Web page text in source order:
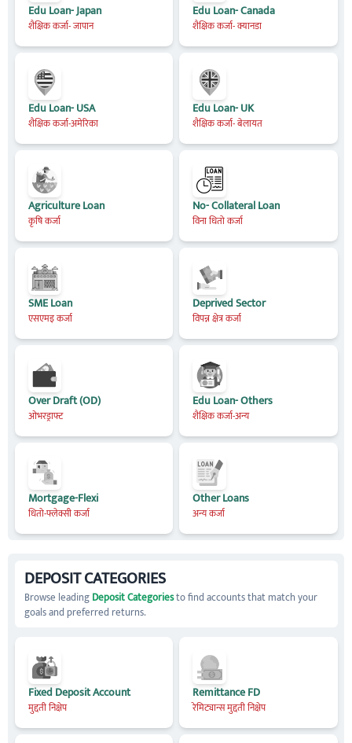
Edu Loan- Japan
शैक्षिक कर्जा- जापान
Edu Loan- Canada
शैक्षिक कर्जा- क्यानडा
Edu Loan- USA
शैक्षिक कर्जा-अमेरिका
Edu Loan- UK
शैक्षिक कर्जा- बेलायत
Agriculture Loan
कृषि कर्जा
No- Collateral Loan
विना धितो कर्जा
SME Loan
एसएमइ कर्जा
Deprived Sector
विपन्न क्षेत्र कर्जा
Over Draft (OD)
ओभरड्राफ्ट
Edu Loan- Others
शैक्षिक कर्जा-अन्य
Mortgage-Flexi
धितो-फ्लेक्सी कर्जा
Other Loans
अन्य कर्जा
DEPOSIT CATEGORIES
Browse leadingDeposit Categoriesto find accounts that match your
goals and preferred returns.
Fixed Deposit Account
मुद्दती निक्षेप
Remittance FD
रेमिट्यान्स मुद्दती निक्षेप